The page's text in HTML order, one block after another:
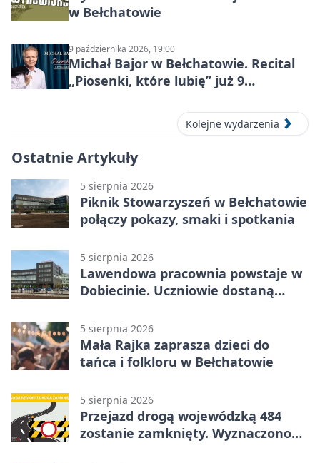
w Bełchatowie
9 października 2026, 19:00
Michał Bajor w Bełchatowie. Recital
„Piosenki, które lubię” już 9
Kolejne wydarzenia
Ostatnie Artykuły
5 sierpnia 2026
Piknik Stowarzyszeń w Bełchatowie
połączy pokazy, smaki i spotkania
5 sierpnia 2026
Lawendowa pracownia powstaje w
Dobiecinie. Uczniowie dostaną
5 sierpnia 2026
Mała Rajka zaprasza dzieci do
tańca i folkloru w Bełchatowie
5 sierpnia 2026
Przejazd drogą wojewódzką 484
zostanie zamknięty. Wyznaczono